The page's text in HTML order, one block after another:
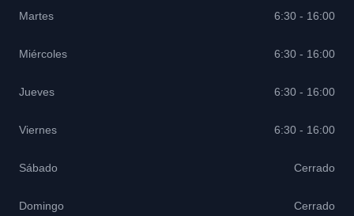
Martes 6:30 - 16:00
Miércoles 6:30 - 16:00
Jueves 6:30 - 16:00
Viernes 6:30 - 16:00
Sábado Cerrado
Domingo Cerrado